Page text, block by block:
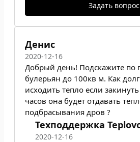
Задать вопрос
Денис
2020-12-16
Добрый день! Подскажите по
булерьян до 100кв м. Как
исходить тепло если
часов она будет отдавать
подбрасывания дров ?
Техподдержка
2020-12-16